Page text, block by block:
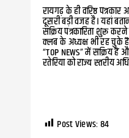
रायगढ़ के ही वरिष्ठ
दूसरी बड़ी वजह है। यहां
सक्रिय पत्रकारिता शुरू
क्लब के अध्यक्ष भी रह चुके
“TOP NEWS” में सक्रिय
रतेरिया को राज्य स्तरीय
Post Views:84